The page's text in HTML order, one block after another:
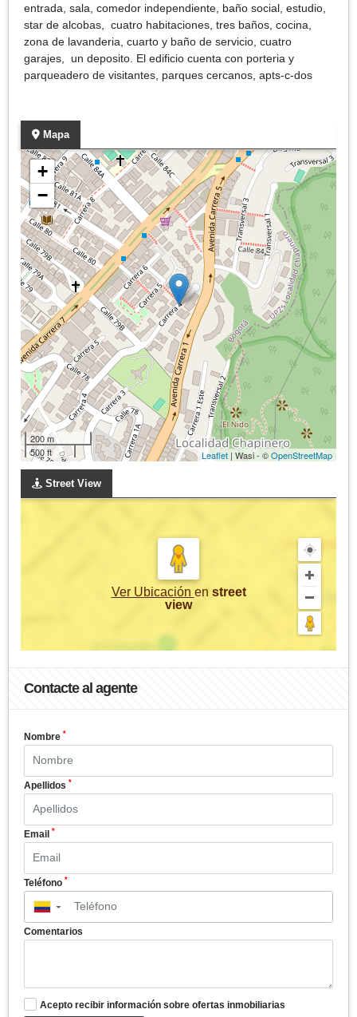
entrada, sala, comedor independiente, baño social, estudio,
star de alcobas, cuatro habitaciones, tres baños, cocina,
zona de lavanderia, cuarto y baño de servicio, cuatro
garajes, un deposito. El edificio cuenta con porteria y
parqueadero de visitantes, parques cercanos, apts-c-dos
Mapa
+
−
200 m
500 ft
Leaflet | Wasi - ©OpenStreetMap
Street View
Ver Ubicación en street
view
Contacte al agente
Nombre *
Apellidos *
Email *
Teléfono *
▼
Comentarios
Acepto recibir información sobre ofertas inmobiliarias